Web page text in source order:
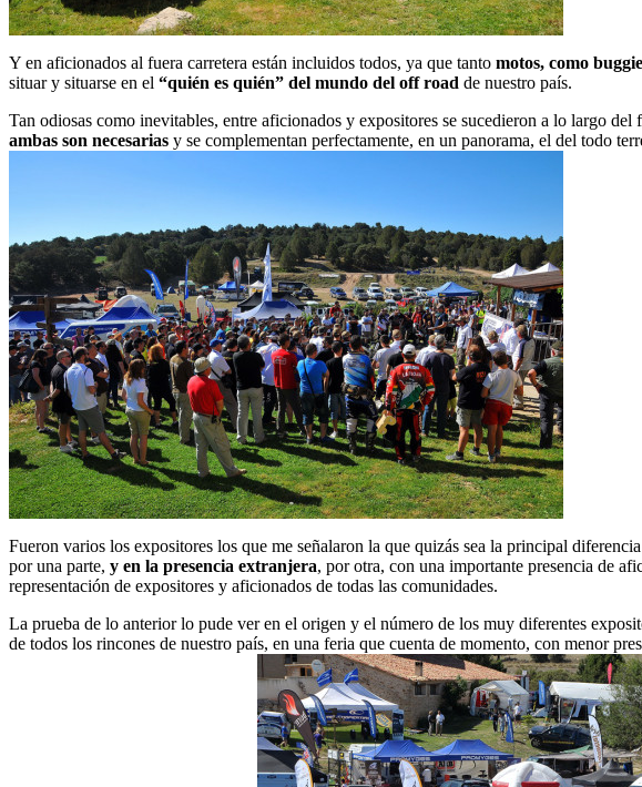
Y en aficionados al fuera carretera están incluidos todos, ya que tanto motos, como
situar y situarse en el “quién es quién” del mundo del off road de nuestro país.
Tan odiosas como inevitables, entre aficionados y expositores se sucedieron a lo largo
ambas son necesarias y se complementan perfectamente, en un panorama, el del todo
Fueron varios los expositores los que me señalaron la que quizás sea la principal
por una parte, y en la presencia extranjera, por otra, con una importante presencia de
representación de expositores y aficionados de todas las comunidades.
La prueba de lo anterior lo pude ver en el origen y el número de los muy diferentes
de todos los rincones de nuestro país, en una feria que cuenta de momento, con menor